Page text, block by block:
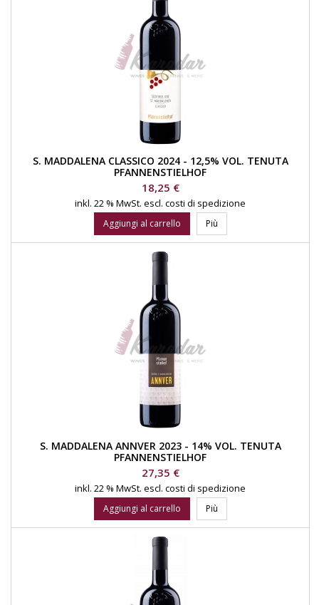
S. MADDALENA CLASSICO 2024 - 12,5% VOL. TENUTA
PFANNENSTIELHOF
Prezzo
18,25 €
inkl. 22 % MwSt. escl. costi di spedizione
Aggiungi al carrello Più
S. MADDALENA ANNVER 2023 - 14% VOL. TENUTA
PFANNENSTIELHOF
Prezzo
27,35 €
inkl. 22 % MwSt. escl. costi di spedizione
Aggiungi al carrello Più